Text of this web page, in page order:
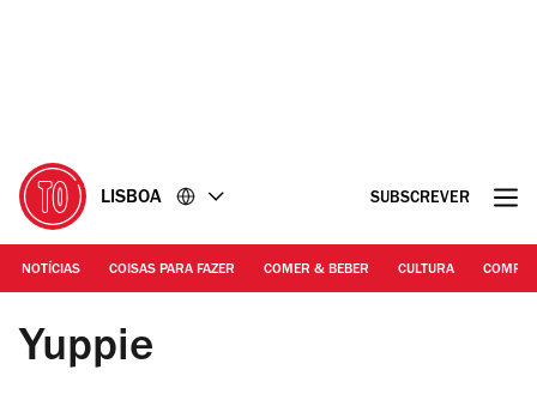
LISBOA SUBSCREVER
NOTÍCIAS COISAS PARA FAZER COMER & BEBER CULTURA
Arlei Lima
Yuppie